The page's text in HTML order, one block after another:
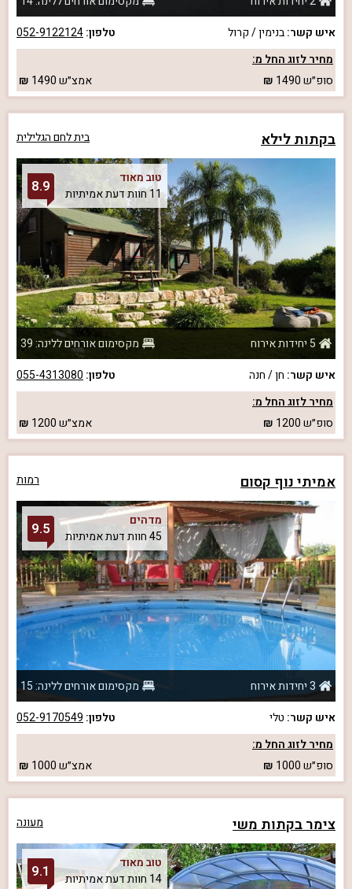
איש קשר:בנימין / קרול טלפון:052-9122124
מחיר לזוג החל מ:
סופ״ש1490 אמצ״ש1490
בקתות לילא בית לחם הגלילית
טוב מאוד
11 חוות דעת אמיתיות
8.9
5 יחידות אירוח
מקסימום אורחים ללינה: 39
איש קשר: חן / חנה טלפון: 055-4313080
מחיר לזוג החל מ:
סופ״ש1200 אמצ״ש1200
אמיתי נוף קסום רמות
מדהים
45 חוות דעת אמיתיות
9.5
3 יחידות אירוח
מקסימום אורחים ללינה: 15
איש קשר: טלי טלפון: 052-9170549
מחיר לזוג החל מ:
סופ״ש1000 אמצ״ש1000
צימר בקתות משי מעונה
טוב מאוד
14 חוות דעת אמיתיות
9.1